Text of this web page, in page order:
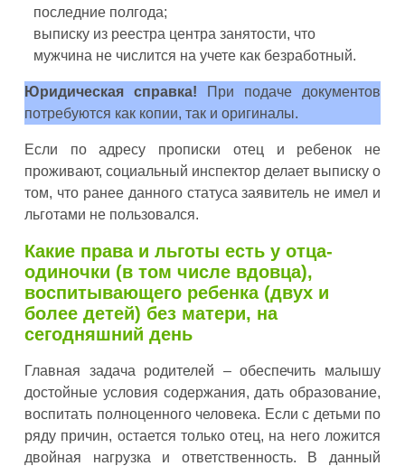
последние полгода;
выписку из реестра центра занятости, что
мужчина не числится на учете как безработный.
Юридическая справка!
При подаче документов
потребуются как копии, так и оригиналы.
Если по адресу прописки отец и ребенок не
проживают, социальный инспектор делает выписку о
том, что ранее данного статуса заявитель не имел и
льготами не пользовался.
Какие права и льготы есть у отца-
одиночки (в том числе вдовца),
воспитывающего ребенка (двух и
более детей) без матери, на
сегодняшний день
Главная задача родителей – обеспечить малышу
достойные условия содержания, дать образование,
воспитать полноценного человека. Если с детьми по
ряду причин, остается только отец, на него ложится
двойная нагрузка и ответственность. В данный